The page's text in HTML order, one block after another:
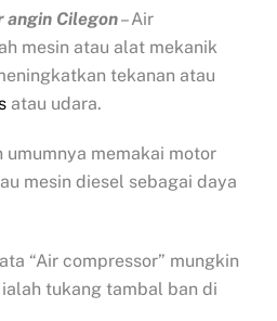
angin Cilegon– Air
mesin atau alat mekanik
tekanan atau
atau udara.
umumnya memakai motor
mesin diesel sebagai daya
“Air compressor” mungkin
tukang tambal ban di